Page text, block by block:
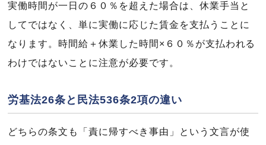
実働時間が一日の６０％を超えた場合は、休業手当と
してではなく、単に実働に応じた賃金を支払うことに
なります。時間給＋休業した時間×６０％が支払われる
わけではないことに注意が必要です。
労基法26条と民法536条2項の違い
どちらの条文も「責に帰すべき事由」という文言が使